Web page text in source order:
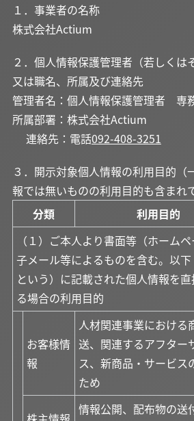
１．事業者の名称
株式会社Actium
２．個人情報保護管理者（若しくは
又は職名、所属及び連絡先
管理者名：個人情報保護管理者 専
所属部署：株式会社Actium
連絡先：電話092-408-3251
３．開示対象個人情報の利用目的（
報では無いものの利用目的も含まれ
分類
利用目的
（１）ご本人より書面等（ホーム
子メール等によるものを含む。以下
という）に記載された個人情報を
る場合の利用目的
お客様情
報
人材関連事業における
送、関連するアフター
ス、新商品・サービス
ため
情報公開、配布物の送